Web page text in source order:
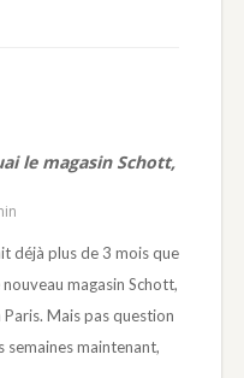
le magasin Schott,
déjà plus de 3 mois que
magasin Schott,
Mais pas question
semaines maintenant,